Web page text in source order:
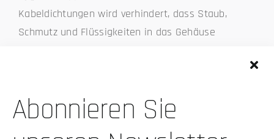
Kabeldichtungen wird verhindert, dass Staub,
Schmutz und Flüssigkeiten in das Gehäuse
Abonnieren Sie